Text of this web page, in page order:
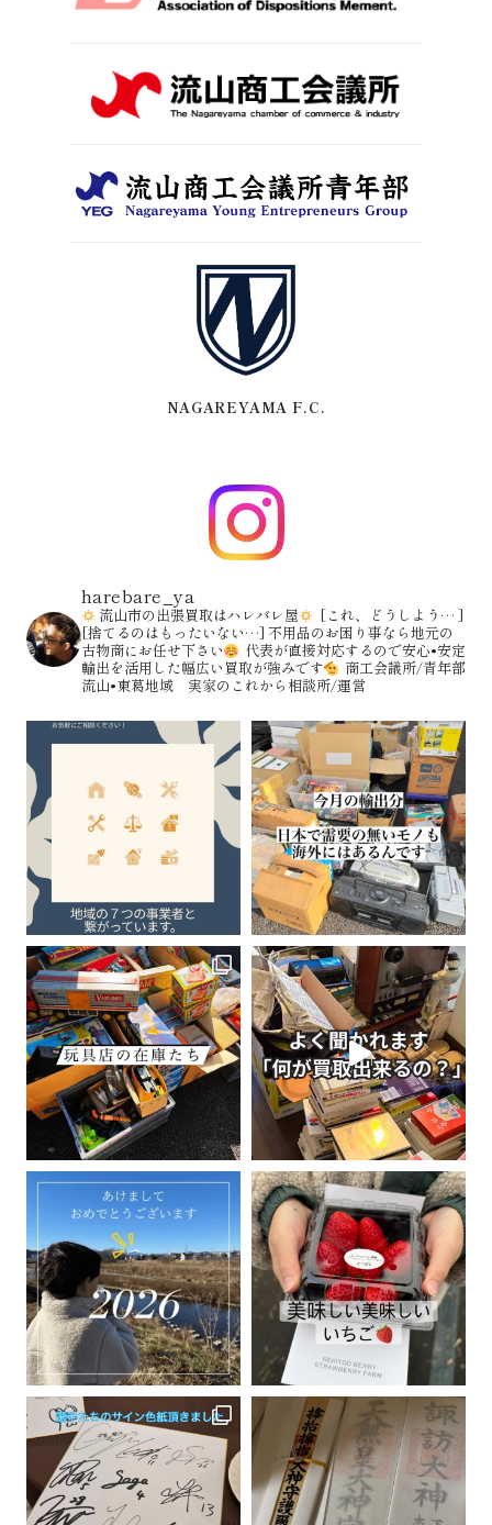
NAGAREYAMA F.C.
harebare_ya
流山市の出張買取はハレバレ屋
[これ、どうしよう… ]
[捨てるのはもったいない…] 不用品のお困り事なら地元の
古物商にお任せ下さい
代表が直接対応するので安心•安定
輸出を活用した幅広い買取が強みです
商工会議所/青年部
流山•東葛地域 実家のこれから相談所/運営